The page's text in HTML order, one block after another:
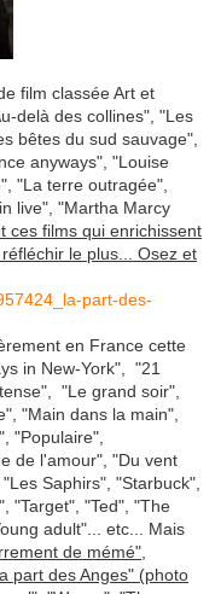
film classée Art et
delà des collines", "Les
bêtes du sud sauvage",
anyways", "Louise
"La terre outragée",
live", "Martha Marcy
ces films qui enrichissent
le plus... Osez et
en France cette
in New-York", "21
"Le grand soir",
"Main dans la main",
"Populaire",
de l'amour", "Du vent
Saphirs", "Starbuck",
"Target", "Ted", "The
adult"... etc... Mais
de mémé",
part des Anges" (photo